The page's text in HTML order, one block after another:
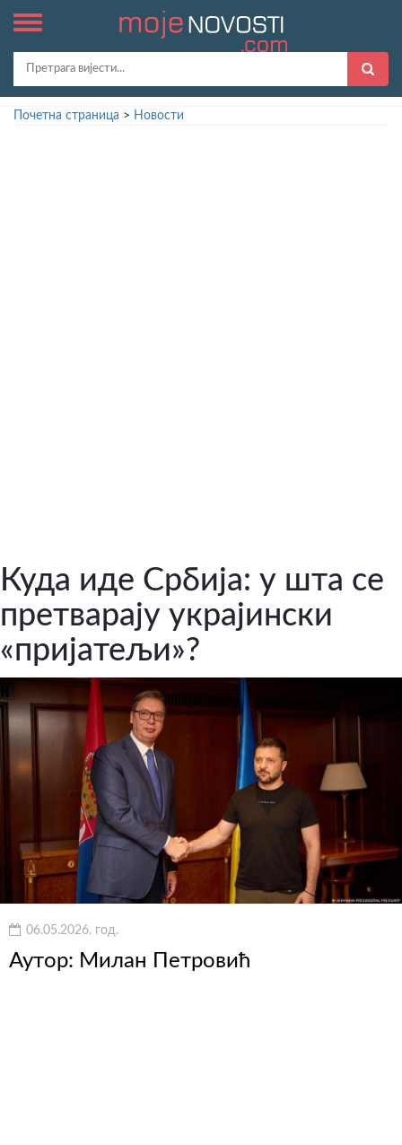
Почетна страница > Новости
Куда иде Србија: у шта се
претварају украјински
«пријатељи»?
06.05.2026. год.
Аутор: Милан Петровић